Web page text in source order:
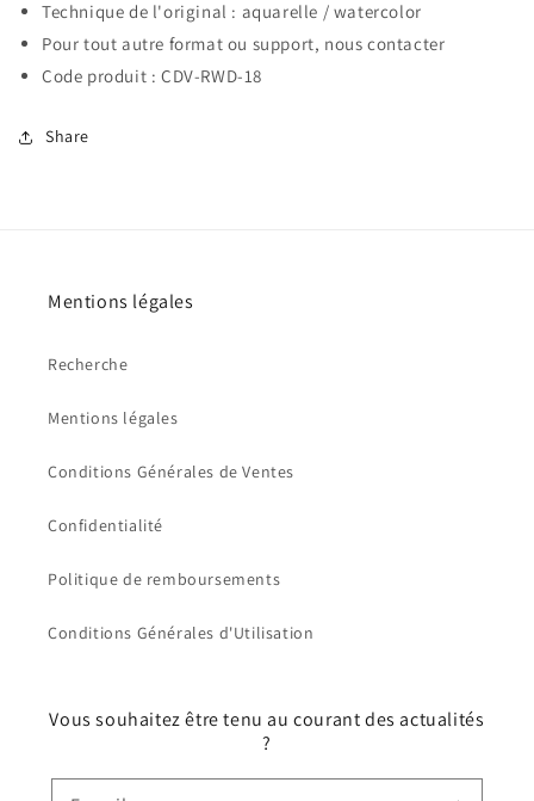
Technique de l'original : aquarelle / watercolor
Pour tout autre format ou support, nous contacter
Code produit : CDV-RWD-18
Share
Mentions légales
Recherche
Mentions légales
Conditions Générales de Ventes
Confidentialité
Politique de remboursements
Conditions Générales d'Utilisation
Vous souhaitez être tenu au courant des actualités
?